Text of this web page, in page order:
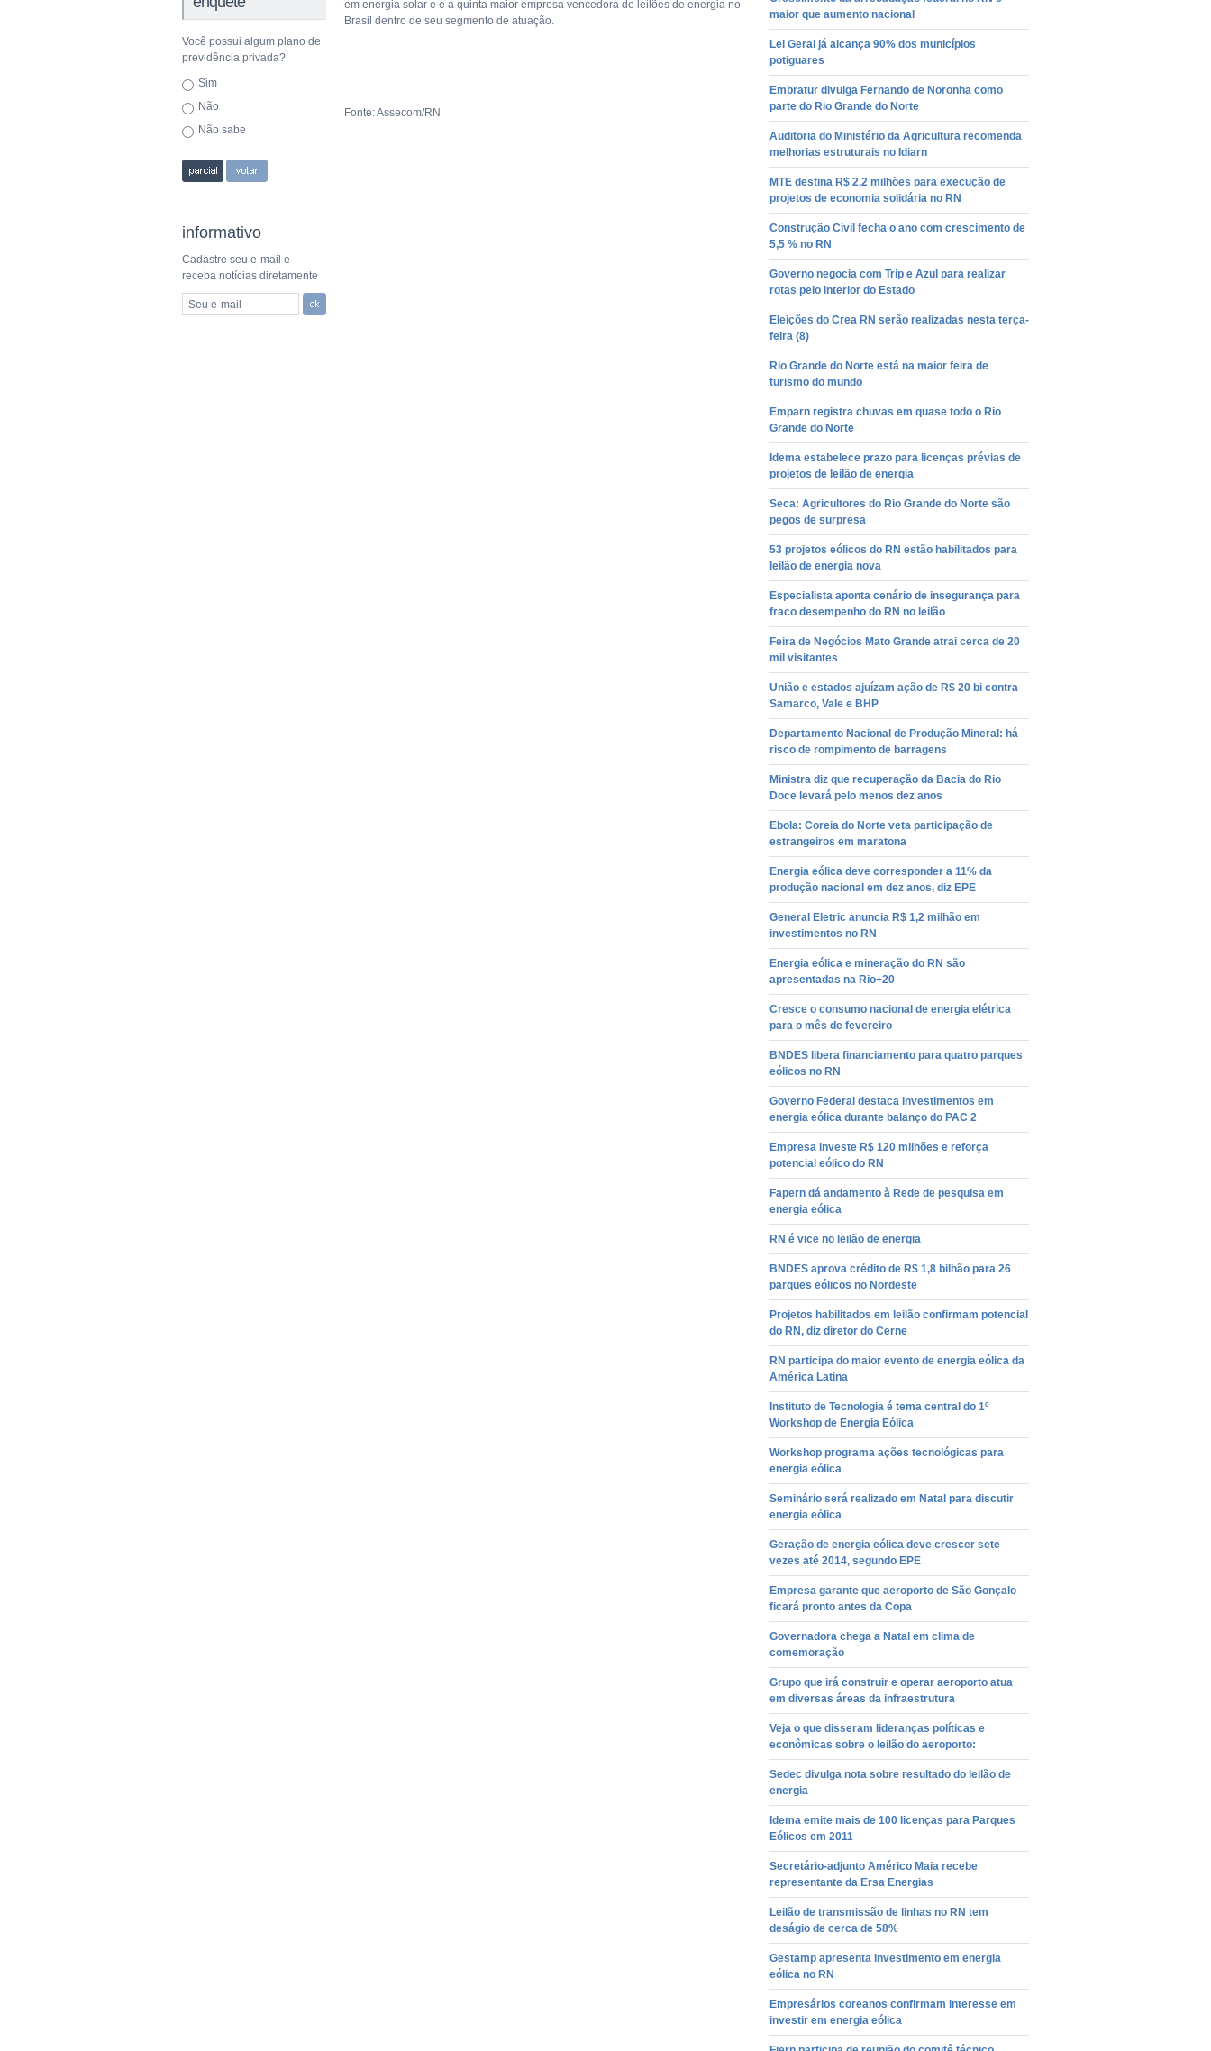
Você possui algum plano de
previdência privada?
Sim
Não
Não sabe
informativo
Cadastre seu e-mail e
receba notícias diretamente
Seu e-mail
maior que aumento nacional
Lei Geral já alcança 90% dos municípios
potiguares
Embratur divulga Fernando de Noronha como
parte do Rio Grande do Norte
Auditoria do Ministério da Agricultura recomenda
melhorias estruturais no Idiarn
MTE destina R$ 2,2 milhões para execução de
projetos de economia solidária no RN
Construção Civil fecha o ano com crescimento de
5,5 % no RN
Governo negocia com Trip e Azul para realizar
rotas pelo interior do Estado
Eleições do Crea RN serão realizadas nesta terça-
feira (8)
Rio Grande do Norte está na maior feira de
turismo do mundo
Emparn registra chuvas em quase todo o Rio
Grande do Norte
Idema estabelece prazo para licenças prévias de
projetos de leilão de energia
Seca: Agricultores do Rio Grande do Norte são
pegos de surpresa
53 projetos eólicos do RN estão habilitados para
leilão de energia nova
Especialista aponta cenário de insegurança para
fraco desempenho do RN no leilão
Feira de Negócios Mato Grande atrai cerca de 20
mil visitantes
União e estados ajuízam ação de R$ 20 bi contra
Samarco, Vale e BHP
Departamento Nacional de Produção Mineral: há
risco de rompimento de barragens
Ministra diz que recuperação da Bacia do Rio
Doce levará pelo menos dez anos
Ebola: Coreia do Norte veta participação de
estrangeiros em maratona
Energia eólica deve corresponder a 11% da
produção nacional em dez anos, diz EPE
General Eletric anuncia R$ 1,2 milhão em
investimentos no RN
Energia eólica e mineração do RN são
apresentadas na Rio+20
Cresce o consumo nacional de energia elétrica
para o mês de fevereiro
BNDES libera financiamento para quatro parques
eólicos no RN
Governo Federal destaca investimentos em
energia eólica durante balanço do PAC 2
Empresa investe R$ 120 milhões e reforça
potencial eólico do RN
Fapern dá andamento à Rede de pesquisa em
energia eólica
RN é vice no leilão de energia
BNDES aprova crédito de R$ 1,8 bilhão para 26
parques eólicos no Nordeste
Projetos habilitados em leilão confirmam potencial
do RN, diz diretor do Cerne
RN participa do maior evento de energia eólica da
América Latina
Instituto de Tecnologia é tema central do 1º
Workshop de Energia Eólica
Workshop programa ações tecnológicas para
energia eólica
Seminário será realizado em Natal para discutir
energia eólica
Geração de energia eólica deve crescer sete
vezes até 2014, segundo EPE
Empresa garante que aeroporto de São Gonçalo
ficará pronto antes da Copa
Governadora chega a Natal em clima de
comemoração
Grupo que irá construir e operar aeroporto atua
em diversas áreas da infraestrutura
Veja o que disseram lideranças políticas e
econômicas sobre o leilão do aeroporto:
Sedec divulga nota sobre resultado do leilão de
energia
Idema emite mais de 100 licenças para Parques
Eólicos em 2011
Secretário-adjunto Américo Maia recebe
representante da Ersa Energias
Leilão de transmissão de linhas no RN tem
deságio de cerca de 58%
Gestamp apresenta investimento em energia
eólica no RN
Empresários coreanos confirmam interesse em
investir em energia eólica
em energia solar e é a quinta maior empresa vencedora de leilões de energia no
Brasil dentro de seu segmento de atuação.
Fonte: Assecom/RN